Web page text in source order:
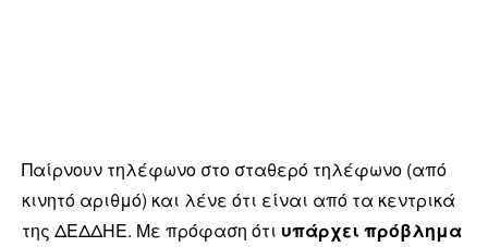
Παίρνουν τηλέφωνο στο σταθερό τηλέφωνο (από
κινητό αριθμό) και λένε ότι είναι από τα κεντρικά
της ΔΕΔΔΗΕ. Με πρόφαση ότι υπάρχει πρόβλημα